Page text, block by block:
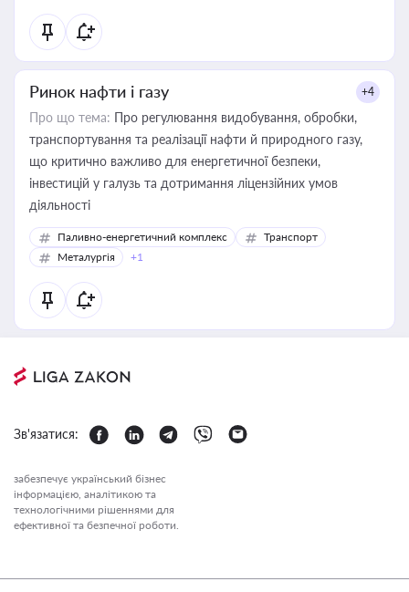
Ринок нафти і газу +4
Про що тема: Про регулювання видобування, обробки,
транспортування та реалізації нафти й природного газу,
що критично важливо для енергетичної безпеки,
інвестицій у галузь та дотримання ліцензійних умов
діяльності
Паливно-енергетичний комплекс
Транспорт
Металургія
+1
Зв'язатися:
забезпечує український бізнес
інформацією, аналітикою та
технологічними рішеннями для
ефективної та безпечної роботи.